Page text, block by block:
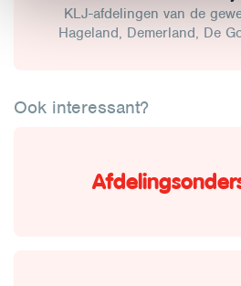
KLJ-afdelingen van de
Hageland, Demerland, De
Ook interessant?